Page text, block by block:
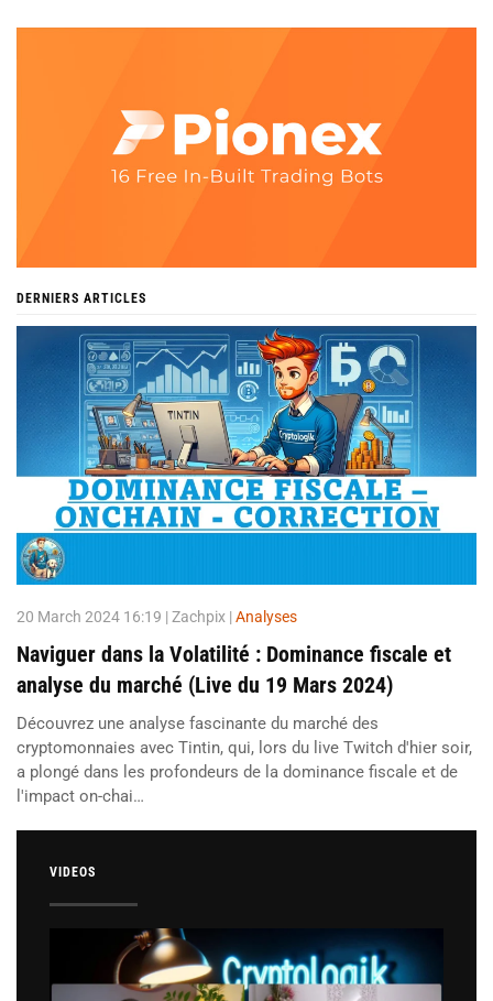
DERNIERS ARTICLES
20 March 2024 16:19 | Zachpix | Analyses
Naviguer dans la Volatilité : Dominance fiscale et
analyse du marché (Live du 19 Mars 2024)
Découvrez une analyse fascinante du marché des
cryptomonnaies avec Tintin, qui, lors du live Twitch d'hier soir,
a plongé dans les profondeurs de la dominance fiscale et de
l'impact on-chai…
VIDEOS